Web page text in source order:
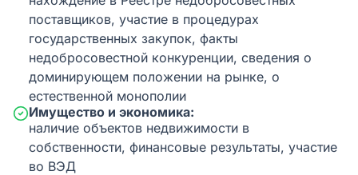
поставщиков, участие в процедурах
государственных закупок, факты
недобросовестной конкуренции, сведения о
доминирующем положении на рынке, о
естественной монополии
Имущество и экономика:
наличие объектов недвижимости в
собственности, финансовые результаты, участие
во ВЭД